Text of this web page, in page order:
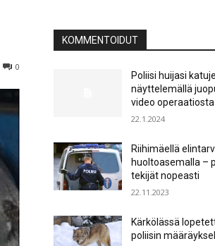
0
KOMMENTOIDUT
Poliisi huijasi
näyttelemällä
video operaatiosta
22.1.2024
Riihimäellä
huoltoasemalla –
tekijät nopeasti
22.11.2023
Kärkölässä
poliisin